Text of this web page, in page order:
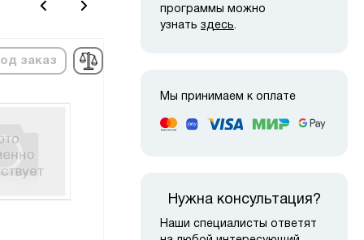
заказ
программы можно
узнать здесь.
Мы принимаем к оплате
Нужна консультация?
Наши специалисты ответят